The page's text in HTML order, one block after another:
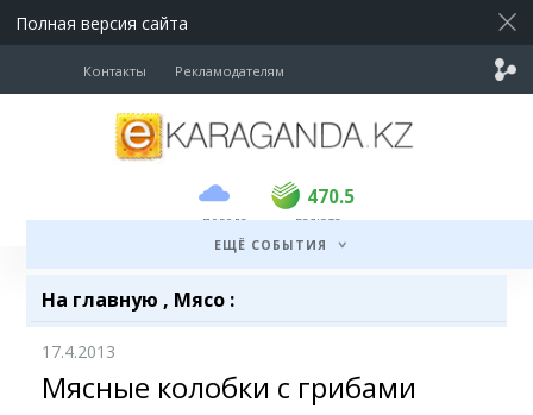
Полная версия сайта
Контакты Рекламодателям
погода
470.5
USD 469.5 470.5
валюта
ЕЩЁ СОБЫТИЯ
На главную , Мясо :
17.4.2013
Мясные колобки с грибами